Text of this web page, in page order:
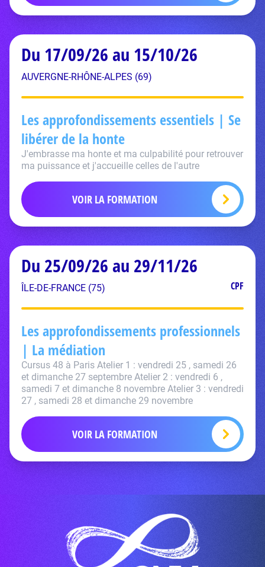
Du 17/09/26 au 15/10/26
AUVERGNE-RHÔNE-ALPES (69)
Les approfondissements essentiels | Se
libérer de la honte
J'embrasse ma honte et ma culpabilité pour retrouver
ma puissance et j'accueille celles de l'autre
VOIR LA FORMATION
Du 25/09/26 au 29/11/26
ÎLE-DE-FRANCE (75) CPF
Les approfondissements professionnels
| La médiation
Cursus 48 à Paris Atelier 1 : vendredi 25 , samedi 26
et dimanche 27 septembre Atelier 2 : vendredi 6 ,
samedi 7 et dimanche 8 novembre Atelier 3 : vendredi
27 , samedi 28 et dimanche 29 novembre
VOIR LA FORMATION